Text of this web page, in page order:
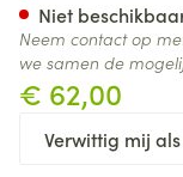
€ 62,00
Verwittig mij
Niet
Neem contact op
we samen de